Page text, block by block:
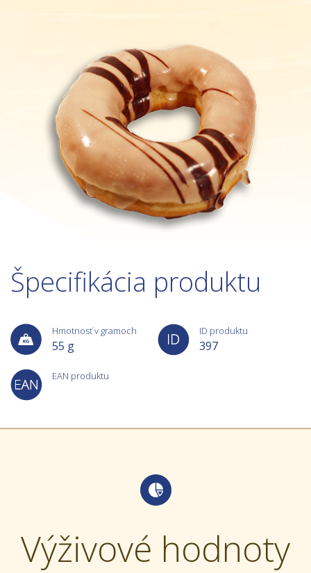
Špecifikácia produktu
Hmotnosť v gramoch
55 g
ID produktu
397
EAN produktu
Výživové hodnoty